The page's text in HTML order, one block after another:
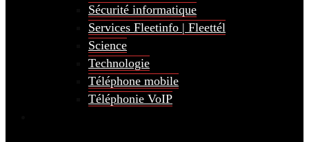
Sécurité informatique
Services Fleetinfo | Fleettél
Science
Technologie
Téléphone mobile
Téléphonie VoIP